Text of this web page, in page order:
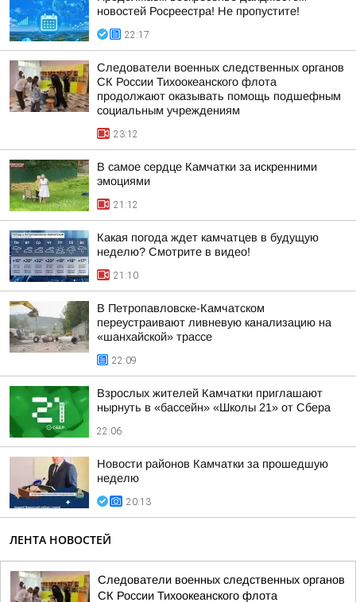
новостей Росреестра! Не пропустите!
22:17
Следователи военных следственных органов
СК России Тихоокеанского флота
продолжают оказывать помощь подшефным
социальным учреждениям
23:12
В самое сердце Камчатки за искренними
эмоциями
21:12
Какая погода ждет камчатцев в будущую
неделю? Cмотрите в видео!
21:10
В Петропавловске-Камчатском
переустраивают ливневую канализацию на
«шанхайской» трассе
22:09
Взрослых жителей Камчатки приглашают
нырнуть в «бассейн» «Школы 21» от Сбера
22:06
Новости районов Камчатки за прошедшую
неделю
20:13
ЛЕНТА НОВОСТЕЙ
Следователи военных следственных органов
СК России Тихоокеанского флота